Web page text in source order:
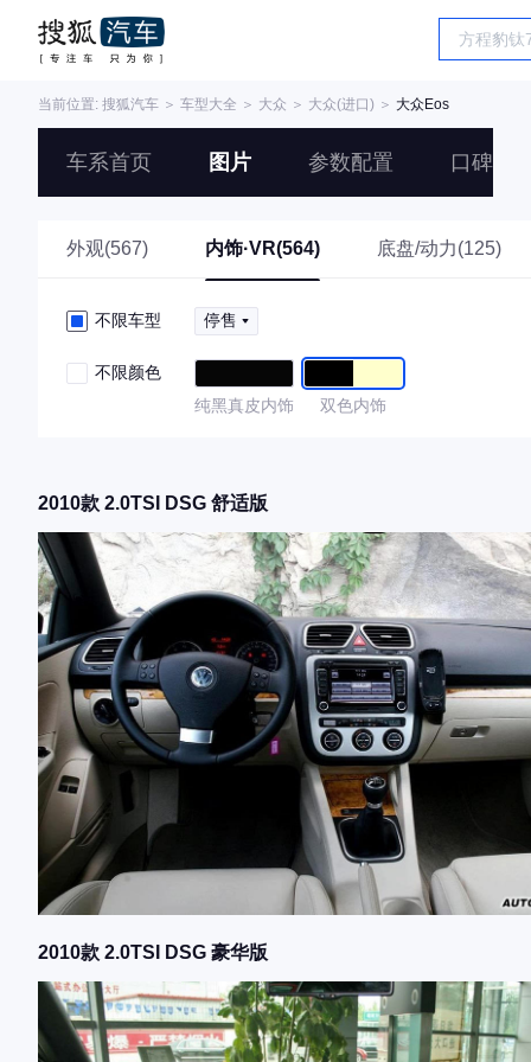
当前位置: 搜狐汽车 ＞ 车型大全 ＞ 大众 ＞ 大众(进口) ＞ 大众Eos
车系首页 图片 参数配置 口碑
外观(567) 内饰·VR(564) 底盘/动力(125)
不限车型 停售
不限颜色
纯黑真皮内饰
双色内饰
2010款 2.0TSI DSG 舒适版
2010款 2.0TSI DSG 豪华版